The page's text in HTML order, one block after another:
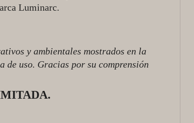
Luminarc.
y ambientales mostrados en la
de uso. Gracias por su comprensión